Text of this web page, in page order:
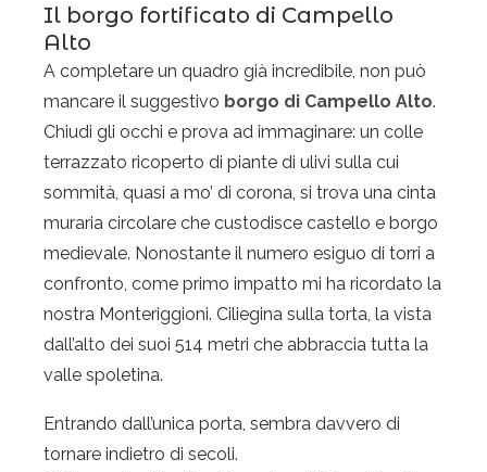
Il borgo fortificato di Campello
Alto
A completare un quadro già incredibile, non può
mancare il suggestivo borgo di Campello Alto.
Chiudi gli occhi e prova ad immaginare: un colle
terrazzato ricoperto di piante di ulivi sulla cui
sommità, quasi a mo’ di corona, si trova una cinta
muraria circolare che custodisce castello e borgo
medievale. Nonostante il numero esiguo di torri a
confronto, come primo impatto mi ha ricordato la
nostra Monteriggioni. Ciliegina sulla torta, la vista
dall’alto dei suoi 514 metri che abbraccia tutta la
valle spoletina.
Entrando dall’unica porta, sembra davvero di
tornare indietro di secoli.